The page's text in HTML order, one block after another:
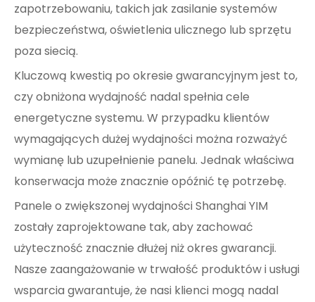
zapotrzebowaniu, takich jak zasilanie systemów
bezpieczeństwa, oświetlenia ulicznego lub sprzętu
poza siecią.
Kluczową kwestią po okresie gwarancyjnym jest to,
czy obniżona wydajność nadal spełnia cele
energetyczne systemu. W przypadku klientów
wymagających dużej wydajności można rozważyć
wymianę lub uzupełnienie panelu. Jednak właściwa
konserwacja może znacznie opóźnić tę potrzebę.
Panele o zwiększonej wydajności Shanghai YIM
zostały zaprojektowane tak, aby zachować
użyteczność znacznie dłużej niż okres gwarancji.
Nasze zaangażowanie w trwałość produktów i usługi
wsparcia gwarantuje, że nasi klienci mogą nadal